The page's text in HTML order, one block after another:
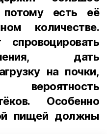
потому есть её
количестве.
дать
на почки,
Особенно
пищей должны